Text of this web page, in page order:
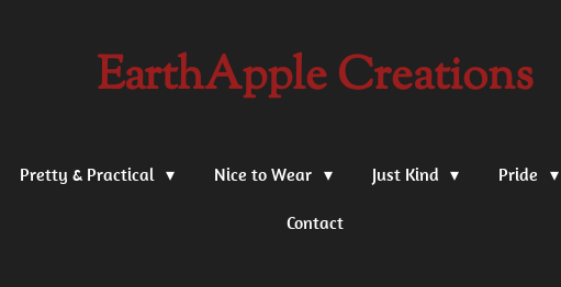
EarthApple Creations
Pretty & Practical Nice to Wear Just Kind Pride
Contact